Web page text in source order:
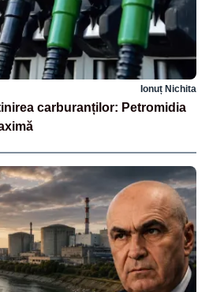
Ionuț Nichita
carburanților: Petromidia